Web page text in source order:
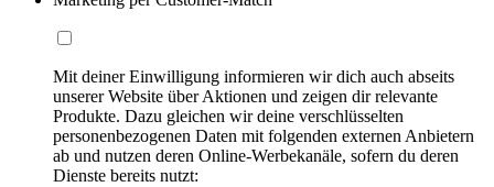
Mit deiner Einwilligung informieren wir dich auch abseits
unserer Website über Aktionen und zeigen dir relevante
Produkte. Dazu gleichen wir deine verschlüsselten
personenbezogenen Daten mit folgenden externen Anbietern
ab und nutzen deren Online-Werbekanäle, sofern du deren
Dienste bereits nutzt: